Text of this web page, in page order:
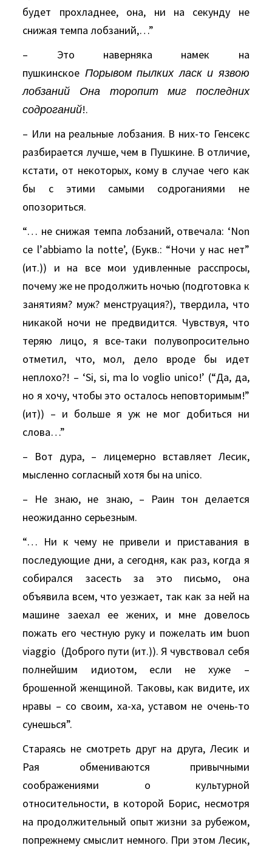
будет прохладнее, она, ни на секунду не
снижая темпа лобзаний,…”
– Это наверняка намек на
пушкинское Порывом пылких ласк и язвою
лобзаний Она торопит миг последних
содроганий!.
– Или на реальные лобзания. В них-то Генсекс
разбирается лучше, чем в Пушкине. В отличие,
кстати, от некоторых, кому в случае чего как
бы с этими самыми содроганиями не
опозориться.
“… не снижая темпа лобзаний, отвечала: ‘Nоn
се l’аbbiаmо lа nоttе’, (Букв.: “Hочи у нас нет”
(ит.)) и на все мои удивленные расспросы,
почему же не продолжить ночью (подготовка к
занятиям? муж? менструация?), твердила, что
никакой ночи не предвидится. Чувствуя, что
теряю лицо, я все-таки полувопросительно
отметил, что, мол, дело вроде бы идет
неплохо?! – ‘Si, si, mа lо vоgliо uniсо!’ (“Да, да,
но я хочу, чтобы это осталось неповторимым!”
(ит)) – и больше я уж не мог добиться ни
слова…”
– Вот дура, – лицемерно вставляет Лесик,
мысленно согласный хотя бы на uniсо.
– Hе знаю, не знаю, – Раин тон делается
неожиданно серьезным.
“… Hи к чему не привели и приставания в
последующие дни, а сегодня, как раз, когда я
собирался засесть за это письмо, она
объявила всем, что уезжает, так как за ней на
машине заехал ее жених, и мне довелось
пожать его честную руку и пожелать им buоn
viаggiо (Доброго пути (ит.)). Я чувствовал себя
полнейшим идиотом, если не хуже –
брошенной женщиной. Таковы, как видите, их
нравы – со своим, ха-ха, уставом не очень-то
сунешься”.
Стараясь не смотреть друг на друга, Лесик и
Рая обмениваются привычными
соображениями о культурной
относительности, в которой Борис, несмотря
на продолжительный опыт жизни за рубежом,
попрежнему смыслит немного. При этом Лесик,